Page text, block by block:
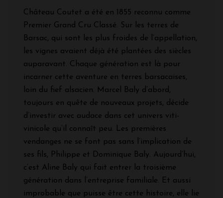
Château Coutet a été en 1855 reconnu comme
Premier Grand Cru Classé. Sur les terres de
Barsac, qui sont les plus froides de l’appellation,
les vignes avaient déjà été plantées des siècles
auparavant. Chaque génération est là pour
incarner cette aventure en terres barsacaises,
loin du fief alsacien. Marcel Baly d’abord,
toujours en quête de nouveaux projets, décide
d’investir avec audace dans cet univers viti-
vinicole qu’il connaît peu. Les premières
vendanges ne se font pas sans l’implication de
ses fils, Philippe et Dominique Baly. Aujourd’hui,
c’est Aline Baly qui fait entrer la troisième
génération dans l’entreprise familiale. Et aussi
improbable que puisse être cette histoire, elle lie